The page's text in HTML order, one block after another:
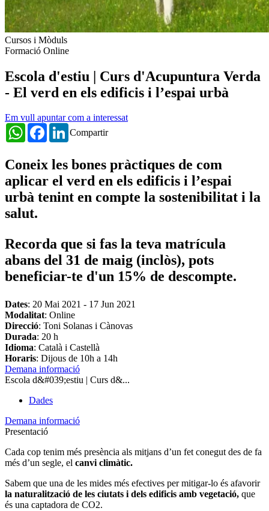
Cursos i Mòduls
Formació Online
Escola d'estiu | Curs d'Acupuntura Verda
- El verd en els edificis i l’espai urbà
Em vull apuntar com a interessat
Compartir
WhatsAppFacebookLinkedIn
Coneix les bones pràctiques de com
aplicar el verd en els edificis i l’espai
urbà tenint en compte la sostenibilitat i la
salut.
Recorda que si fas la teva matrícula
abans del 31 de maig (inclòs), pots
beneficiar-te d'un 15% de descompte.
Dates: 20 Mai 2021 - 17 Jun 2021
Modalitat: Online
Direcció: Toni Solanas i Cànovas
Durada: 20 h
Idioma: Català i Castellà
Horaris: Dijous de 10h a 14h
Demana informació
Escola d&#039;estiu | Curs d&...
Dades
Demana informació
Presentació
Cada cop tenim més presència als mitjans d’un fet conegut des de fa
més d’un segle, el canvi climàtic.
Sabem que una de les mides més efectives per mitigar-lo és afavorir
la naturalització de les ciutats i dels edificis amb vegetació, que
és una captadora de CO2.